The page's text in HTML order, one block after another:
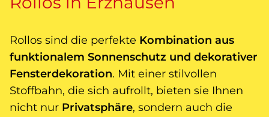
Rollos sind die perfekte Kombination aus
funktionalem Sonnenschutz und dekorativer
Fensterdekoration. Mit einer stilvollen
Stoffbahn, die sich aufrollt, bieten sie Ihnen
nicht nur Privatsphäre, sondern auch die